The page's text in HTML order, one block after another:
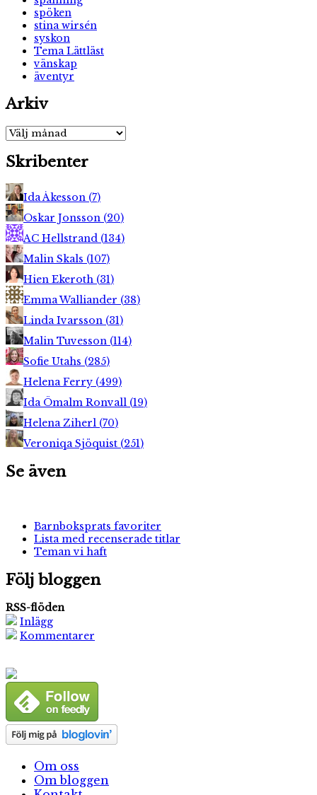
spöken
stina wirsén
syskon
Tema Lättläst
vänskap
äventyr
Arkiv
Arkiv
Skribenter
Ida Åkesson (7)
Oskar Jonsson (20)
AC Hellstrand (134)
Malin Skals (107)
Hien Ekeroth (31)
Emma Walliander (38)
Linda Ivarsson (31)
Malin Tuvesson (114)
Sofie Utahs (285)
Helena Ferry (499)
Ida Ömalm Ronvall (19)
Helena Ziherl (70)
Veroniqa Sjöquist (251)
Se även
Barnboksprats favoriter
Lista med recenserade titlar
Teman vi haft
Följ bloggen
RSS-flöden
Inlägg
Kommentarer
Om oss
Om bloggen